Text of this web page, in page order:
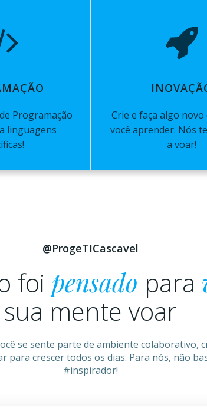
Programação
linguagens
Crie e faça algo novo
você aprender. Nós
a voar!
@ProgeTICascavel
foi pensado para
sua mente voar
se sente parte de ambiente colaborativo,
para crescer todos os dias. Para nós, não
#inspirador!